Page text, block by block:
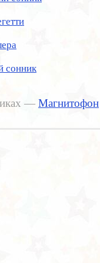
сонник
— Магнитофон